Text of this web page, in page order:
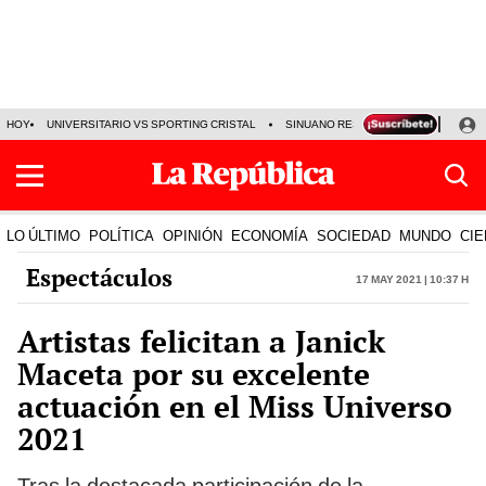
HOY UNIVERSITARIO VS SPORTING CRISTAL SINUANO RESULTADOS HOY
LO ÚLTIMO POLÍTICA OPINIÓN ECONOMÍA SOCIEDAD MUNDO
Espectáculos 17 May 2021 | 10:37 h
Artistas felicitan a Janick
Maceta por su excelente
actuación en el Miss Universo
2021